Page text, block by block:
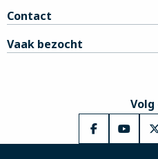
Contact
Vaak bezocht
Volg
Ga
Ga